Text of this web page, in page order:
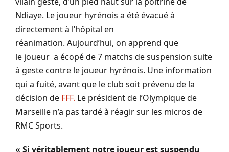
Ndiaye. Le joueur hyrénois a été évacué à
directement à l’hôpital en
réanimation. Aujourd’hui, on apprend que
le joueur a écopé de 7 matchs de suspension suite
à geste contre le joueur hyrénois. Une information
qui a fuité, avant que le club soit prévenu de la
décision de FFF. Le président de l’Olympique de
Marseille n’a pas tardé à réagir sur les micros de
RMCSports.
« Si véritablement notre joueur est suspendu